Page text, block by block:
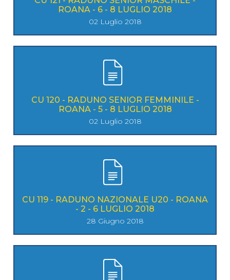
ROANA - 6 - 8 LUGLIO 2018
02 Luglio 2018
CU 120 - RADUNO SENIOR FEMMINILE -
ROANA - 5 - 8 LUGLIO 2018
02 Luglio 2018
CU 119 - RADUNO NAZIONALE U20 - ROANA
- 2 - 6 LUGLIO 2018
28 Giugno 2018